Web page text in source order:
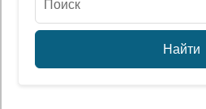
Найти